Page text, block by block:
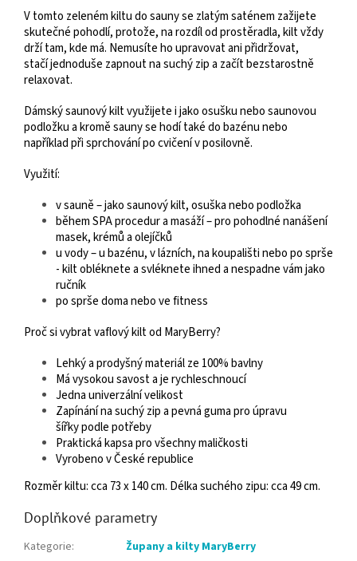
V tomto zeleném kiltu do sauny se zlatým saténem zažijete
skutečné pohodlí, protože, na rozdíl od prostěradla, kilt vždy
drží tam, kde má. Nemusíte ho upravovat ani přidržovat,
stačí jednoduše zapnout na suchý zip a začít bezstarostně
relaxovat.
Dámský saunový kilt využijete i jako osušku nebo saunovou
podložku a kromě sauny se hodí také do bazénu nebo
například při sprchování po cvičení v posilovně.
Využití:
v sauně – jako saunový kilt, osuška nebo podložka
během SPA procedur a masáží – pro pohodlné nanášení
masek, krémů a olejíčků
u vody – u bazénu, v lázních, na koupališti nebo po sprše
- kilt obléknete a svléknete ihned a nespadne vám jako
ručník
po sprše doma nebo ve fitness
Proč si vybrat vaflový kilt od MaryBerry?
Lehký a prodyšný materiál ze 100% bavlny
Má vysokou savost a je rychleschnoucí
Jedna univerzální velikost
Zapínání na suchý zip a pevná guma pro úpravu
šířky podle potřeby
Praktická kapsa pro všechny maličkosti
Vyrobeno v České republice
Rozměr kiltu: cca 73 x 140 cm. Délka suchého zipu: cca 49 cm.
Doplňkové parametry
Kategorie:
Župany a kilty MaryBerry